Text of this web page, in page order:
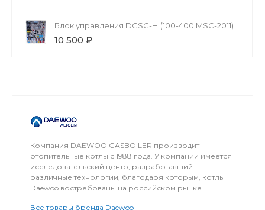
Блок управления DCSC-Н (100-400 MSC-2011)
10 500 ₽
Компания DAEWOO GASBOILER производит
отопительные котлы с 1988 года. У компании имеется
исследовательский центр, разработавший
различные технологии, благодаря которым, котлы
Daewoo востребованы на российском рынке.
Все товары бренда Daewoo